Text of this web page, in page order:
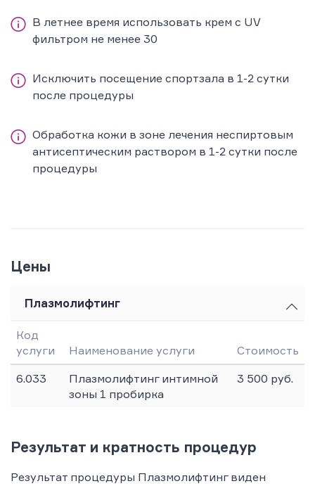
В летнее время использовать крем с UV
фильтром не менее 30
Исключить посещение спортзала в 1-2 сутки
после процедуры
Обработка кожи в зоне лечения неспиртовым
антисептическим раствором в 1-2 сутки после
процедуры
Цены
Плазмолифтинг
Код
услуги
Наименование услуги
Стоимость
6.033
Плазмолифтинг интимной
зоны 1 пробирка
3 500 руб.
Результат и кратность процедур
Результат процедуры Плазмолифтинг виден